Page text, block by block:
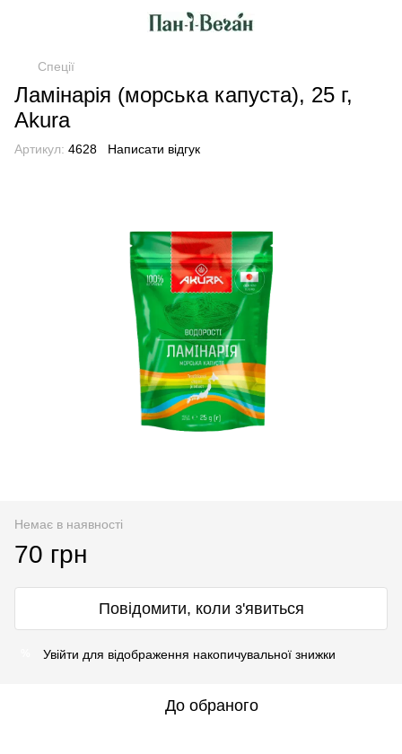
Спеції
Ламінарія (морська капуста), 25 г,
Akura
Артикул: 4628 Написати відгук
Немає в наявності
70 грн
Повідомити, коли з'явиться
Увійти для відображення накопичувальної знижки
До обраного